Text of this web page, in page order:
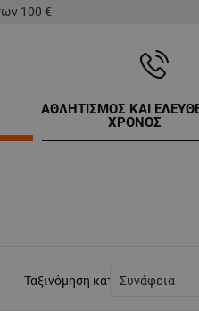
100 €
ΑΘΛΗΤΙΣΜΟΣ ΚΑΙ
ΧΡΟΝΟΣ
Ταξινόμηση κατά:Συνάφεια